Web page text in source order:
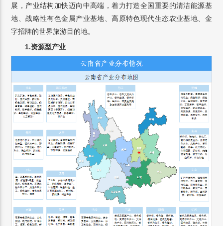
展，产业结构加快迈向中高端，着力打造全国重要的清洁能源基
地、战略性有色金属产业基地、高原特色现代生态农业基地、金
字招牌的世界旅游目的地。
1.资源型产业